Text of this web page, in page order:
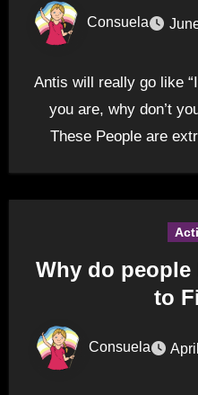
Consuela
Antis will really go like
you are, why don’t
These People are
Why do people
to
Consuela